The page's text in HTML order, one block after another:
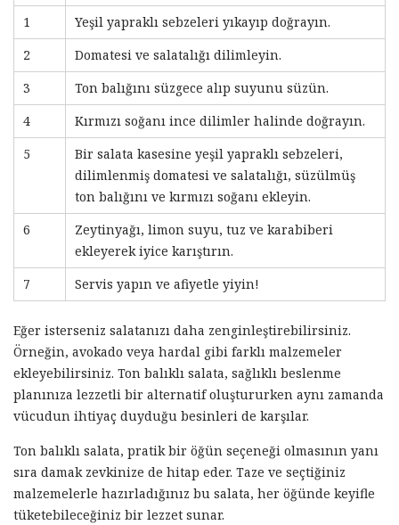
1
Yeşil yapraklı sebzeleri yıkayıp doğrayın.
2
Domatesi ve salatalığı dilimleyin.
3
Ton balığını süzgece alıp suyunu süzün.
4
Kırmızı soğanı ince dilimler halinde doğrayın.
5
Bir salata kasesine yeşil yapraklı sebzeleri,
dilimlenmiş domatesi ve salatalığı, süzülmüş
ton balığını ve kırmızı soğanı ekleyin.
6
Zeytinyağı, limon suyu, tuz ve karabiberi
ekleyerek iyice karıştırın.
7
Servis yapın ve afiyetle yiyin!
Eğer isterseniz salatanızı daha zenginleştirebilirsiniz.
Örneğin, avokado veya hardal gibi farklı malzemeler
ekleyebilirsiniz. Ton balıklı salata, sağlıklı beslenme
planınıza lezzetli bir alternatif oluştururken aynı zamanda
vücudun ihtiyaç duyduğu besinleri de karşılar.
Ton balıklı salata, pratik bir öğün seçeneği olmasının yanı
sıra damak zevkinize de hitap eder. Taze ve seçtiğiniz
malzemelerle hazırladığınız bu salata, her öğünde keyifle
tüketebileceğiniz bir lezzet sunar.